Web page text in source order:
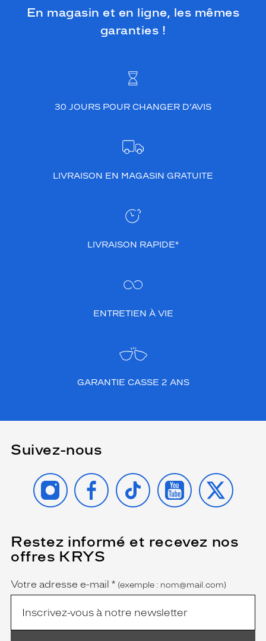
En magasin et en ligne, les mêmes
garanties !
30 JOURS POUR CHANGER D’AVIS
LIVRAISON EN MAGASIN GRATUITE
LIVRAISON RAPIDE*
ENTRETIEN À VIE
GARANTIE CASSE 2 ANS
Suivez-nous
INSTAGRAMFACEBOOK
TIKTOK YOUTUBE
X
Restez informé et recevez nos
offres KRYS
Name
Votre adresse e-mail *
(Ce
champ
est
obligatoire)
(exemple : nom@mail.com)